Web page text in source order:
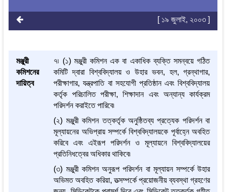
[ ১৯ জুলাই, ২০০৩ ]
মঞ্জুরী
কমিশনের
দায়িত্ব
৭৷ (১) মঞ্জুরী কমিশন এক বা একাধিক ব্যক্তি সমন্বয়ে গঠিত
কমিটি দ্বারা বিশ্ববিদ্যালয় ও উহার ভবন, হল, গ্রন্থাগার,
পরীক্ষাগার, যন্ত্রপাতি বা সহযোগী প্রতিষ্ঠান এবং বিশ্ববিদ্যালয়
কর্তৃক পরিচালিত পরীক্ষা, শিক্ষাদান এবং অন্যান্য কার্যক্রম
পরিদর্শন করাইতে পারিবে৷
(২) মঞ্জুরী কমিশন তত্কর্তৃক অনুষ্ঠিতব্য প্রত্যেক পরিদর্শন বা
মূল্যায়নের অভিপ্রায় সম্পর্কে বিশ্ববিদ্যালয়কে পূর্বাহ্নে অবহিত
করিবে এবং এইরূপ পরিদর্শন ও মূল্যায়নে বিশ্ববিদ্যালয়ের
প্রতিনিধত্বের অধিকার থাকিবে৷
(৩) মঞ্জুরী কমিশন অনুরূপ পরিদর্শন বা মূল্যায়ন সম্পর্কে উহার
অভিমত অবহিত করিয়া, তত্সম্পর্কে প্রয়োজনীয় ব্যবস্থা গ্রহণের